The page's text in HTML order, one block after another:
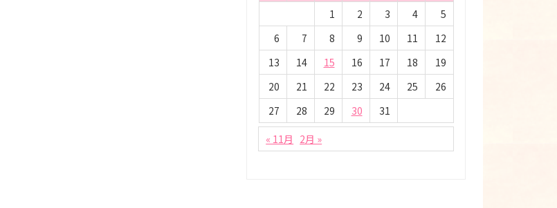
1
2 3 4
5
6
7 8 9 10 11
12
13
14 15 16 17 18
19
20
21 22 23 24 25
26
27
28 29 30 31
« 11月 2月 »